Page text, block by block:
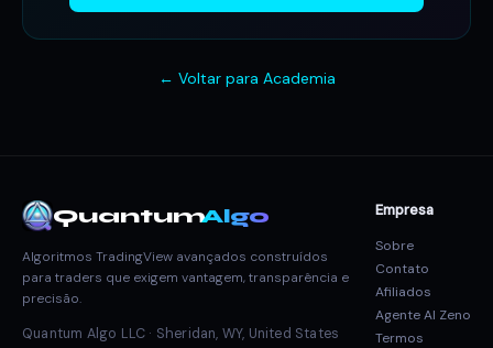
← Voltar para Academia
QuantumAlgo
Algoritmos TradingView avançados construídos
para traders que exigem vantagem, transparência e
precisão.
Quantum Algo LLC · Sheridan, WY, United States
Empresa
Sobre
Contato
Afiliados
Agente AI Zeno
Termos